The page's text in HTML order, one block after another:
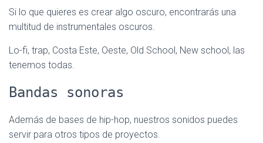
Si lo que quieres es crear algo oscuro, encontrarás una
multitud de instrumentales oscuros.
Lo-fi, trap, Costa Este, Oeste, Old School, New school, las
tenemos todas.
Bandas sonoras
Además de bases de hip-hop, nuestros sonidos puedes
servir para otros tipos de proyectos.